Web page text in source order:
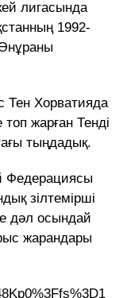
лигасында
1992-
Хорватияда
жарған Тенді
тыңдадық.
Федерациясы
зілтемірші
дәл осындай
жарандары